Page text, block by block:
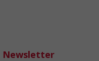
Newsletter